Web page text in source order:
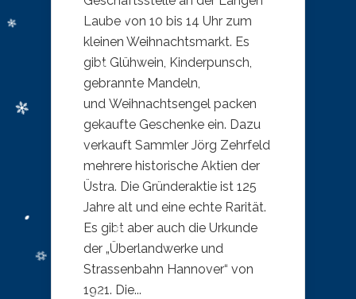
Laube von 10 bis 14 Uhr zum
kleinen Weihnachtsmarkt. Es
gibt Glühwein, Kinderpunsch,
gebrannte Mandeln,
und Weihnachtsengel packen
gekaufte Geschenke ein. Dazu
verkauft Sammler Jörg Zehrfeld
mehrere historische Aktien der
Üstra. Die Gründeraktie ist 125
Jahre alt und eine echte Rarität.
Es gibt aber auch die Urkunde
der „Überlandwerke und
Strassenbahn Hannover“ von
1921. Die...